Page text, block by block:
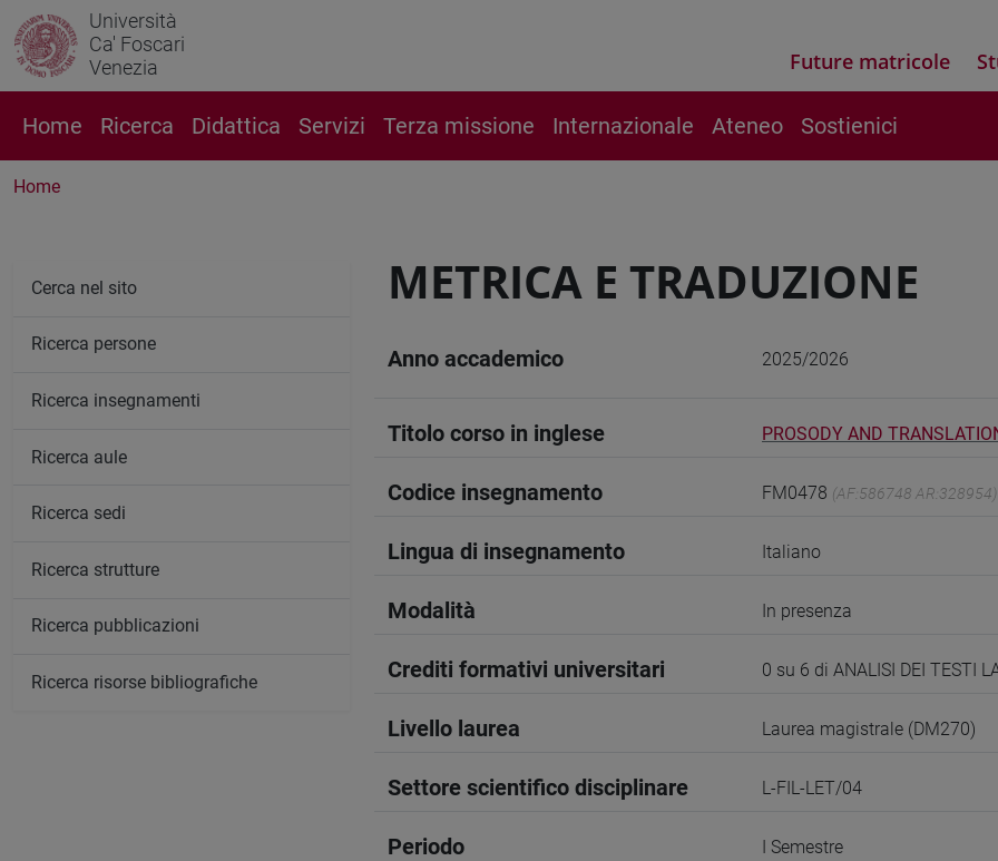
Università
Ca' Foscari
Venezia
Future matricole
Home Ricerca Didattica Servizi Terza missione Internazionale Ateneo Sostienici
Home
METRICA E TRADUZIONE
Anno accademico 2025/2026
Titolo corso in inglese PROSODY AND
Codice insegnamento FM0478 (AF:586748 AR:328954)
Lingua di insegnamento Italiano
Modalità In presenza
Crediti formativi universitari 0 su 6 di ANALISI DEI TESTI
Livello laurea Laurea magistrale (DM270)
Settore scientifico disciplinare L-FIL-LET/04
Periodo I Semestre
Cerca nel sito
Ricerca persone
Ricerca insegnamenti
Ricerca aule
Ricerca sedi
Ricerca strutture
Ricerca pubblicazioni
Ricerca risorse bibliografiche